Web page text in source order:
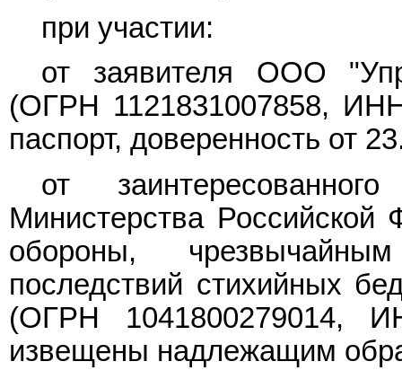
при участии:
от заявителя ООО
(ОГРН 1121831007858,
паспорт, доверенность от
от
Министерства Российской
обороны,
последствий стихийных
(ОГРН 1041800279014,
извещены надлежащим